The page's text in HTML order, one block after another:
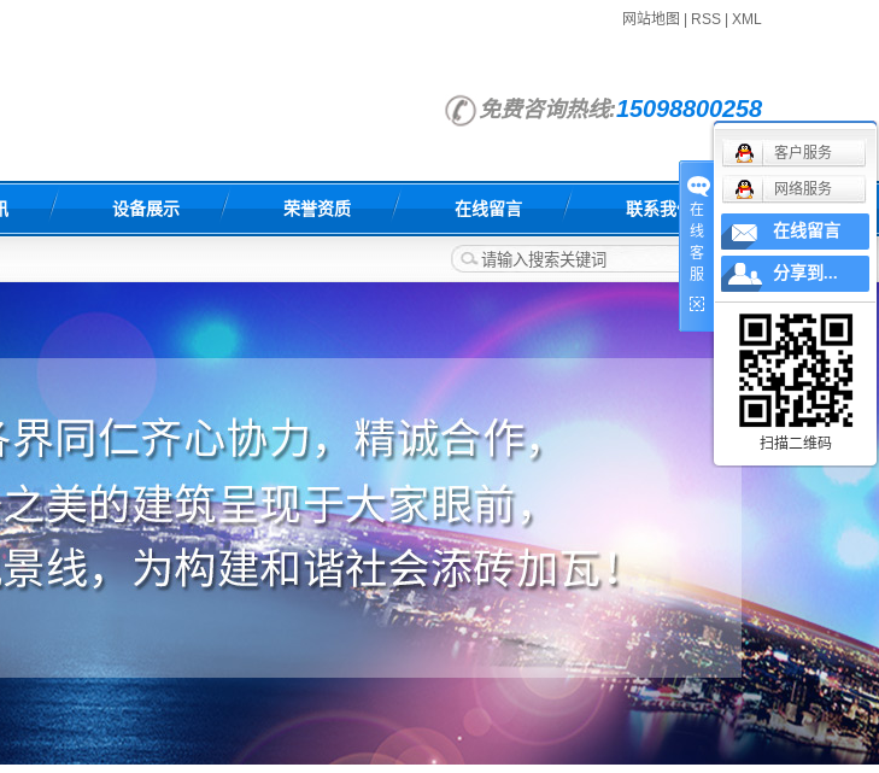
网站地图 RSS XML
免费咨询热线:15098800258
态
态
答
设备展示
设备展示
厂房厂貌
荣誉资质 在线留言 联系我们在
线
客
服
客户服务
网络服务
在线留言
分享到...
扫描二维码